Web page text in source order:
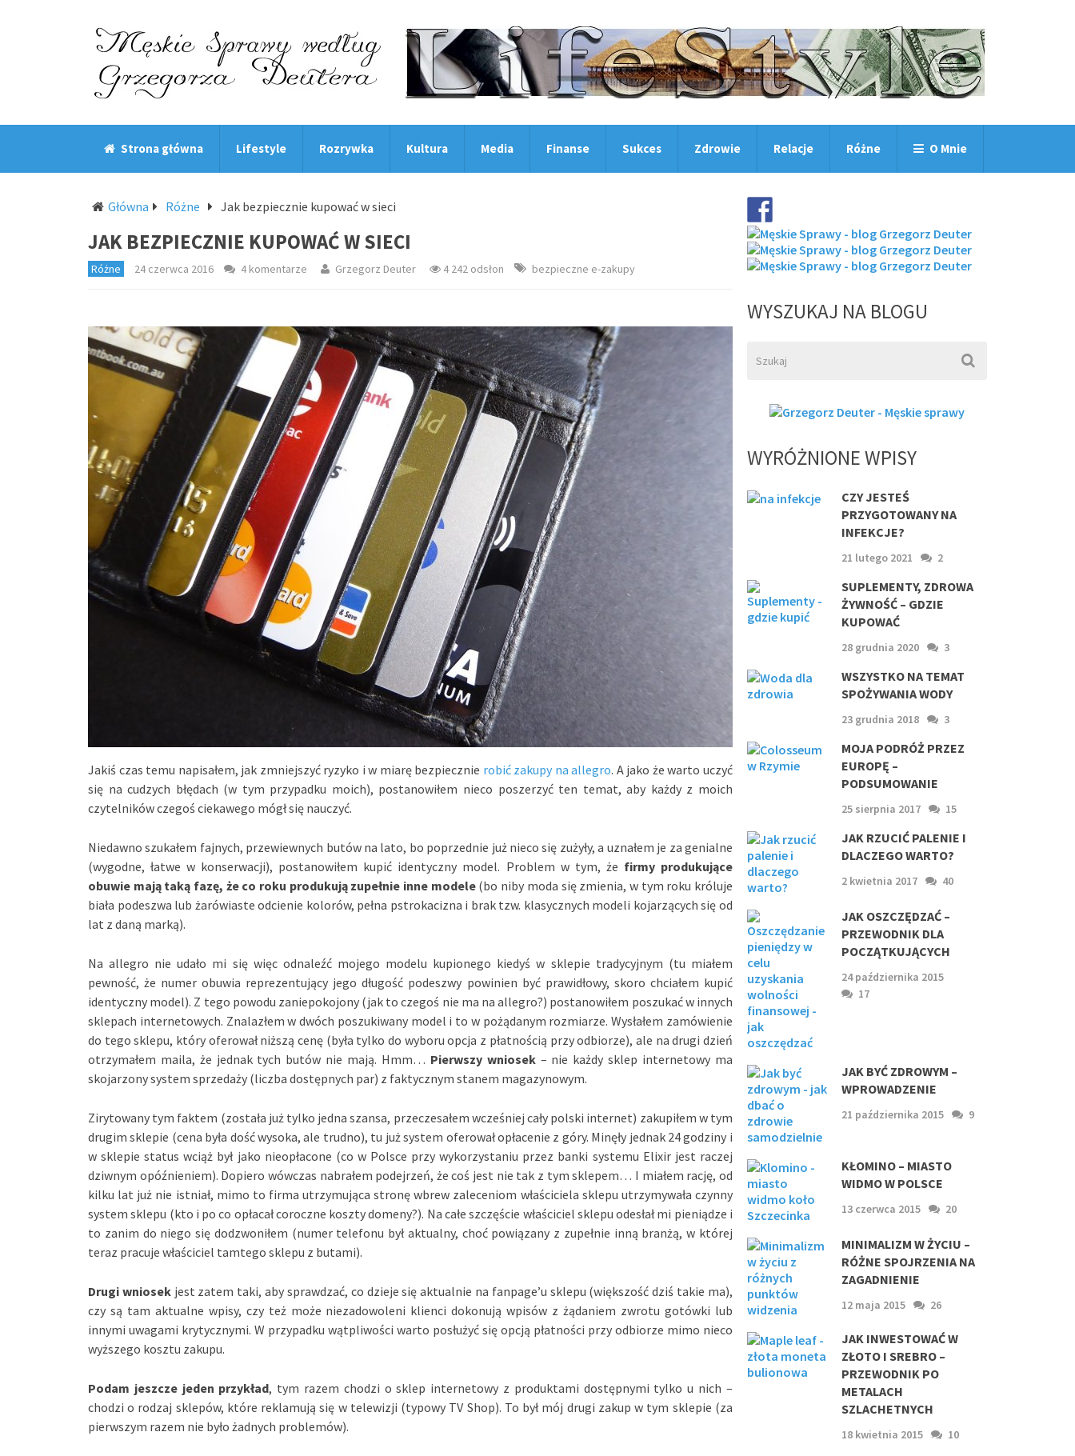
Strona główna Lifestyle Rozrywka Kultura Media Finanse Sukces Zdrowie Relacje Różne O Mnie
Główna Różne Jak bezpiecznie kupować w sieci
JAK BEZPIECZNIE KUPOWAĆ W SIECI
Różne 24 czerwca 2016 4 komentarze Grzegorz Deuter 4 242 odsłon bezpieczne e-zakupy
Jakiś czas temu napisałem, jak zmniejszyć ryzyko i w miarę bezpiecznie robić zakupy na allegro. A jako że warto uczyć
się na cudzych błędach (w tym przypadku moich), postanowiłem nieco poszerzyć ten temat, aby każdy z moich
czytelników czegoś ciekawego mógł się nauczyć.
Niedawno szukałem fajnych, przewiewnych butów na lato, bo poprzednie już nieco się zużyły, a uznałem je za genialne
(wygodne, łatwe w konserwacji), postanowiłem kupić identyczny model. Problem w tym, że firmy produkujące
obuwie mają taką fazę, że co roku produkują zupełnie inne modele(bo niby moda się zmienia, w tym roku króluje
biała podeszwa lub żarówiaste odcienie kolorów, pełna pstrokacizna i brak tzw. klasycznych modeli kojarzących się od
lat z daną marką).
Na allegro nie udało mi się więc odnaleźć mojego modelu kupionego kiedyś w sklepie tradycyjnym (tu miałem
pewność, że numer obuwia reprezentujący jego długość podeszwy powinien być prawidłowy, skoro chciałem kupić
identyczny model). Z tego powodu zaniepokojony (jak to czegoś nie ma na allegro?) postanowiłem poszukać w innych
sklepach internetowych. Znalazłem w dwóch poszukiwany model i to w pożądanym rozmiarze. Wysłałem zamówienie
do tego sklepu, który oferował niższą cenę (była tylko do wyboru opcja z płatnością przy odbiorze), ale na drugi dzień
otrzymałem maila, że jednak tych butów nie mają. Hmm… Pierwszy wniosek– nie każdy sklep internetowy ma
skojarzony system sprzedaży (liczba dostępnych par) z faktycznym stanem magazynowym.
Zirytowany tym faktem (została już tylko jedna szansa, przeczesałem wcześniej cały polski internet) zakupiłem w tym
drugim sklepie (cena była dość wysoka, ale trudno), tu już system oferował opłacenie z góry. Minęły jednak 24 godziny i
w sklepie status wciąż był jako nieopłacone (co w Polsce przy wykorzystaniu przez banki systemu Elixir jest raczej
dziwnym opóźnieniem). Dopiero wówczas nabrałem podejrzeń, że coś jest nie tak z tym sklepem… I miałem rację, od
kilku lat już nie istniał, mimo to firma utrzymująca stronę wbrew zaleceniom właściciela sklepu utrzymywała czynny
system sklepu (kto i po co opłacał coroczne koszty domeny?). Na całe szczęście właściciel sklepu odesłał mi pieniądze i
to zanim do niego się dodzwoniłem (numer telefonu był aktualny, choć powiązany z zupełnie inną branżą, w której
teraz pracuje właściciel tamtego sklepu z butami).
Drugi wniosekjest zatem taki, aby sprawdzać, co dzieje się aktualnie na fanpage’u sklepu (większość dziś takie ma),
czy są tam aktualne wpisy, czy też może niezadowoleni klienci dokonują wpisów z żądaniem zwrotu gotówki lub
innymi uwagami krytycznymi. W przypadku wątpliwości warto posłużyć się opcją płatności przy odbiorze mimo nieco
wyższego kosztu zakupu.
Podam jeszcze jeden przykład, tym razem chodzi o sklep internetowy z produktami dostępnymi tylko u nich –
chodzi o rodzaj sklepów, które reklamują się w telewizji (typowy TV Shop). To był mój drugi zakup w tym sklepie (za
pierwszym razem nie było żadnych problemów).
WYSZUKAJ NA BLOGU
WYRÓŻNIONE WPISY
CZY JESTEŚ
PRZYGOTOWANY NA
INFEKCJE?
21 lutego 2021 2
SUPLEMENTY, ZDROWA
ŻYWNOŚĆ – GDZIE
KUPOWAĆ
28 grudnia 2020 3
WSZYSTKO NA TEMAT
SPOŻYWANIA WODY
23 grudnia 2018 3
MOJA PODRÓŻ PRZEZ
EUROPĘ –
PODSUMOWANIE
25 sierpnia 2017 15
JAK RZUCIĆ PALENIE I
DLACZEGO WARTO?
2 kwietnia 2017 40
JAK OSZCZĘDZAĆ –
PRZEWODNIK DLA
POCZĄTKUJĄCYCH
24 października 2015
17
JAK BYĆ ZDROWYM –
WPROWADZENIE
21 października 2015 9
KŁOMINO – MIASTO
WIDMO W POLSCE
13 czerwca 2015 20
MINIMALIZM W ŻYCIU –
RÓŻNE SPOJRZENIA NA
ZAGADNIENIE
12 maja 2015 26
JAK INWESTOWAĆ W
ZŁOTO I SREBRO –
PRZEWODNIK PO
METALACH
SZLACHETNYCH
18 kwietnia 2015 10